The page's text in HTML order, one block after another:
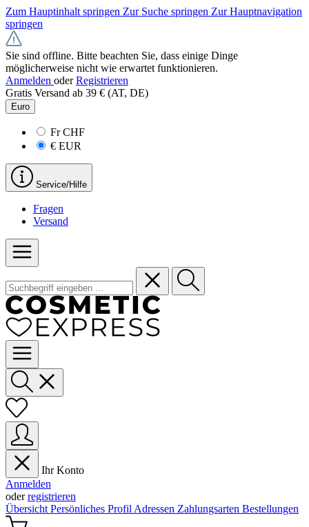
Zum Hauptinhalt springen Zur Suche springen Zur Hauptnavigation
springen
Sie sind offline. Bitte beachten Sie, dass einige Dinge
möglicherweise nicht wie erwartet funktionieren.
Anmelden oder Registrieren
Gratis Versand ab 39 € (AT, DE)
Euro
FrCHF
€ EUR
Service/Hilfe
Fragen
Versand
Ihr Konto
Anmelden
oderregistrieren
Übersicht Persönliches Profil Adressen Zahlungsarten Bestellungen